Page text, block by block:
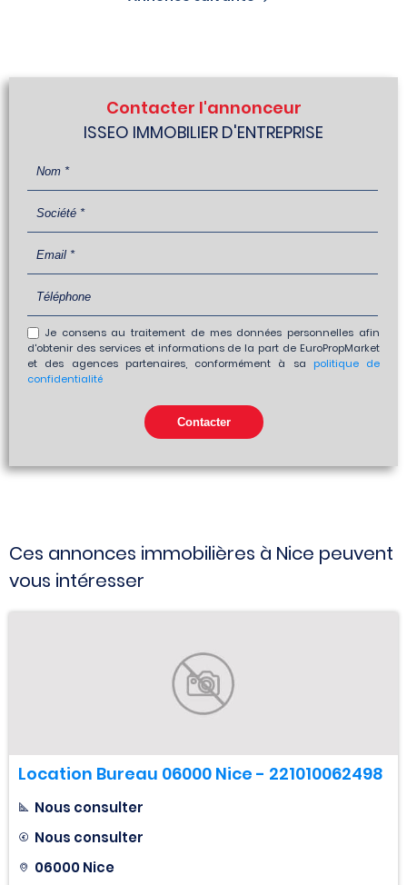
Contacter l'annonceur
ISSEO IMMOBILIER D'ENTREPRISE
Je consens au traitement de mes données personnelles afin
d'obtenir des services et informations de la part de EuroPropMarket
et des agences partenaires, conformément à sa politique de
confidentialité
Ces annonces immobilières à Nice peuvent
vous intéresser
Location Bureau 06000 Nice - 221010062498
Nous consulter
Nous consulter
06000 Nice